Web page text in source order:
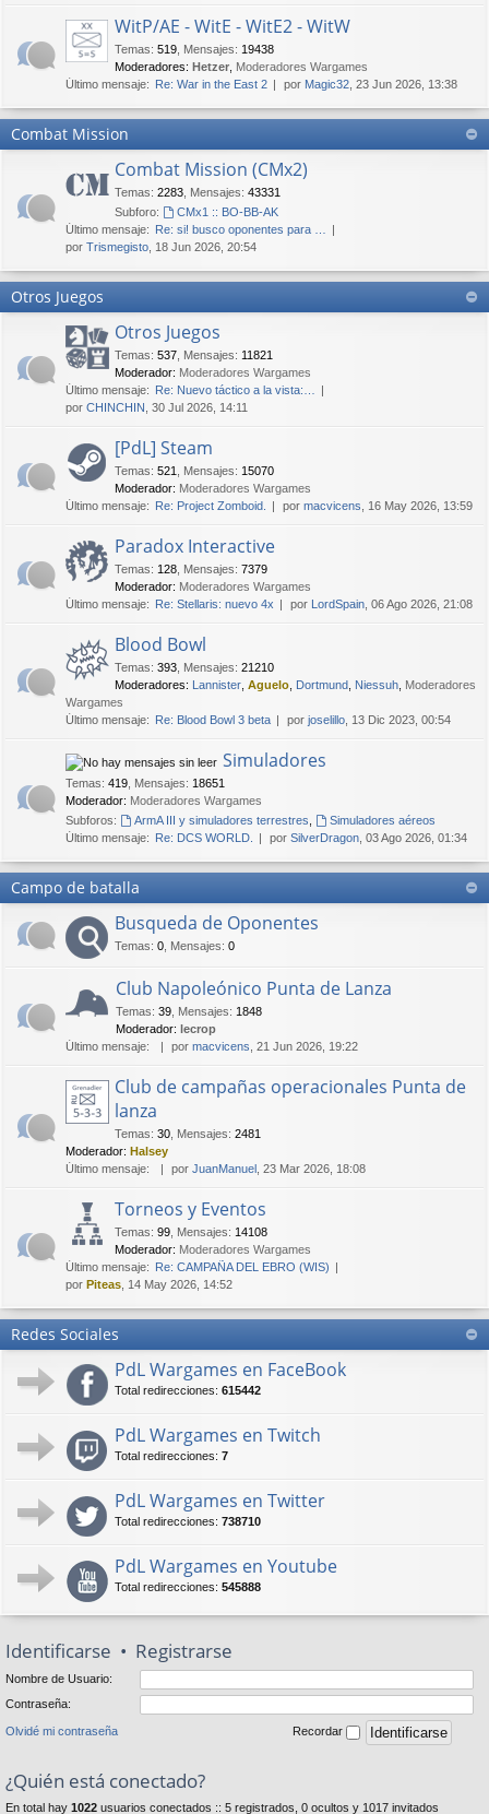
WitP/AE - WitE - WitE2 - WitW
Temas: 519 Mensajes: 19438
Moderadores: Hetzer Moderadores Wargames
Último mensaje: Re: War in the East 2 por Magic32 , 23 Jun 2026, 13:38
Combat Mission
Combat Mission (CMx2)
Temas: 2283 Mensajes: 43331
Subforo:
CMx1 :: BO-BB-AK
Último mensaje: Re: si! busco oponentes para …
por Trismegisto , 18 Jun 2026, 20:54
Otros Juegos
Otros Juegos
Temas: 537 Mensajes: 11821
Moderador: Moderadores Wargames
Último mensaje: Re: Nuevo táctico a la vista:…
por CHINCHIN , 30 Jul 2026, 14:11
[PdL] Steam
Temas: 521 Mensajes: 15070
Moderador: Moderadores Wargames
Último mensaje: Re: Project Zomboid. por macvicens , 16 May 2026, 13:59
Paradox Interactive
Temas: 128 Mensajes: 7379
Moderador: Moderadores Wargames
Último mensaje: Re: Stellaris: nuevo 4x por LordSpain , 06 Ago 2026, 21:08
Blood Bowl
Temas: 393 Mensajes: 21210
Moderadores: Lannister Aguelo Dortmund Niessuh Moderadores
Wargames
Último mensaje: Re: Blood Bowl 3 beta por joselillo , 13 Dic 2023, 00:54
Simuladores
Temas: 419 Mensajes: 18651
Moderador: Moderadores Wargames
Subforos:
ArmA III y simuladores terrestres
Simuladores aéreos
Último mensaje: Re: DCS WORLD. por SilverDragon , 03 Ago 2026, 01:34
Campo de batalla
Busqueda de Oponentes
Temas: 0 Mensajes: 0
Club Napoleónico Punta de Lanza
Temas: 39 Mensajes: 1848
Moderador: lecrop
Último mensaje:
por macvicens , 21 Jun 2026, 19:22
Club de campañas operacionales Punta de
lanza
Temas: 30 Mensajes: 2481
Moderador: Halsey
Último mensaje:
por JuanManuel , 23 Mar 2026, 18:08
Torneos y Eventos
Temas: 99 Mensajes: 14108
Moderador: Moderadores Wargames
Último mensaje: Re: CAMPAÑA DEL EBRO (WIS)
por Piteas , 14 May 2026, 14:52
Redes Sociales
PdL Wargames en FaceBook
Total redirecciones: 615442
PdL Wargames en Twitch
Total redirecciones: 7
PdL Wargames en Twitter
Total redirecciones: 738710
PdL Wargames en Youtube
Total redirecciones: 545888
Identificarse • Registrarse
Nombre de Usuario:
Contraseña:
Olvidé mi contraseña Recordar
¿Quién está conectado?
En total hay 1022 usuarios conectados :: 5 registrados, 0 ocultos y 1017 invitados